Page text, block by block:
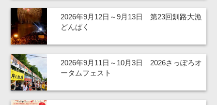
2026年9月12日～9月13日 第23回釧路大漁
どんぱく
2026年9月11日～10月3日 2026さっぽろオ
ータムフェスト